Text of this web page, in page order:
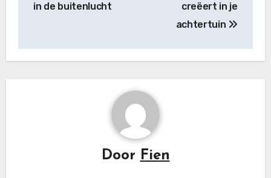
in de buitenlucht
creëert in je
achtertuin
Door Fien